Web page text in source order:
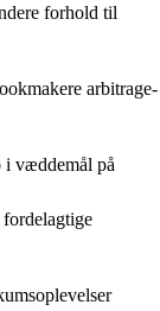
forhold til
arbitrage-
i væddemål på
fordelagtige